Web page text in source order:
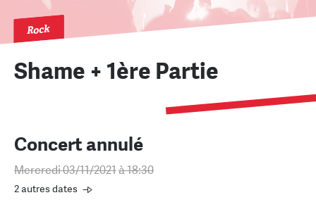
Rock
Shame + 1ère Partie
Concert annulé
Mercredi 03/11/2021à 18:30
2 autres dates